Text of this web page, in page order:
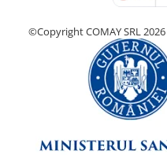
©Copyright COMAY SRL 2026